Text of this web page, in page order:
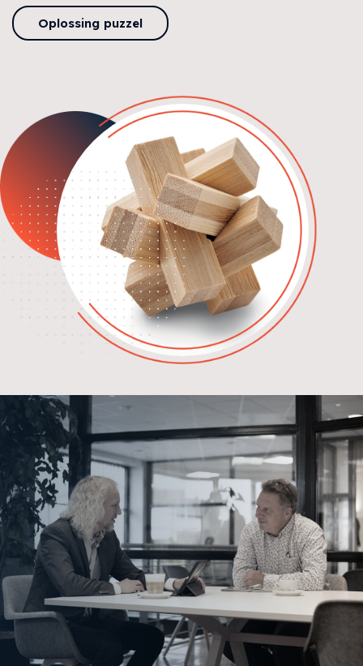
Oplossing puzzel